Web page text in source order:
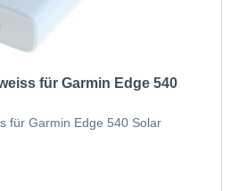
für Garmin Edge 540
für Garmin Edge 540 Solar